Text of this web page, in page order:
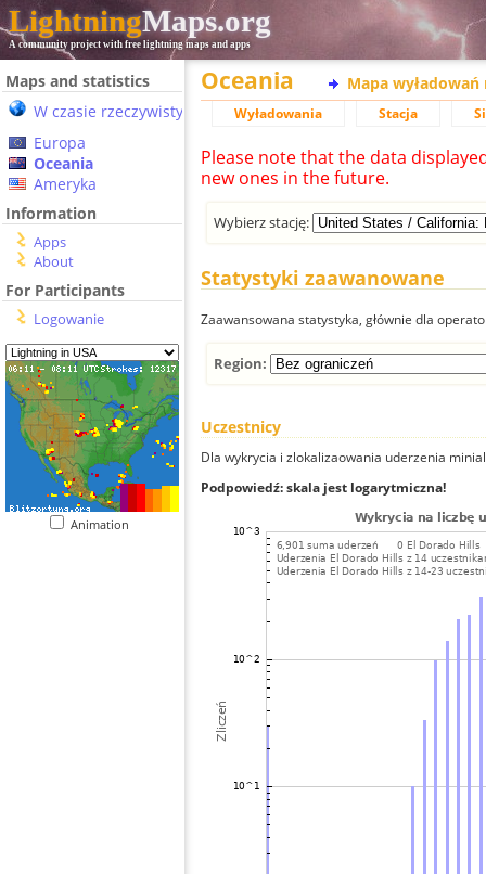
LightningMaps.org
A community project with free lightning maps and apps
Maps and statistics
W czasie rzeczywistym
Europa
Oceania
Ameryka
Information
Apps
About
For Participants
Logowanie
Animation
Oceania Mapa wyładowań
Wyładowania Stacja
Please note that the data
new ones in the future.
Wybierz stację:
Statystyki zaawanowane
Zaawansowana statystyka, głównie dla
Region:
Uczestnicy
Dla wykrycia i zlokalizaowania uderzenia
Podpowiedź: skala jest logarytmiczna!